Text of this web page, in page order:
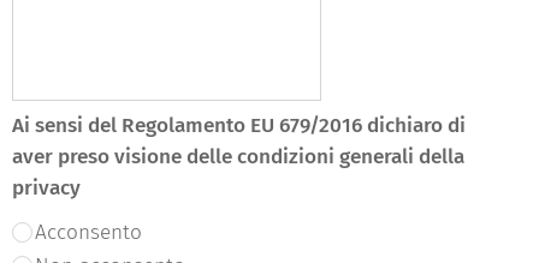
Ai sensi del Regolamento EU 679/2016 dichiaro di
aver preso visione delle condizioni generali della
privacy
Acconsento